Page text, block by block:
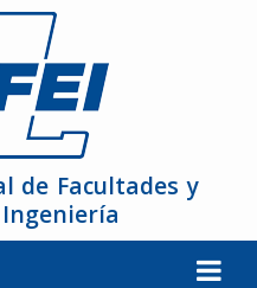
de Facultades y
Ingeniería